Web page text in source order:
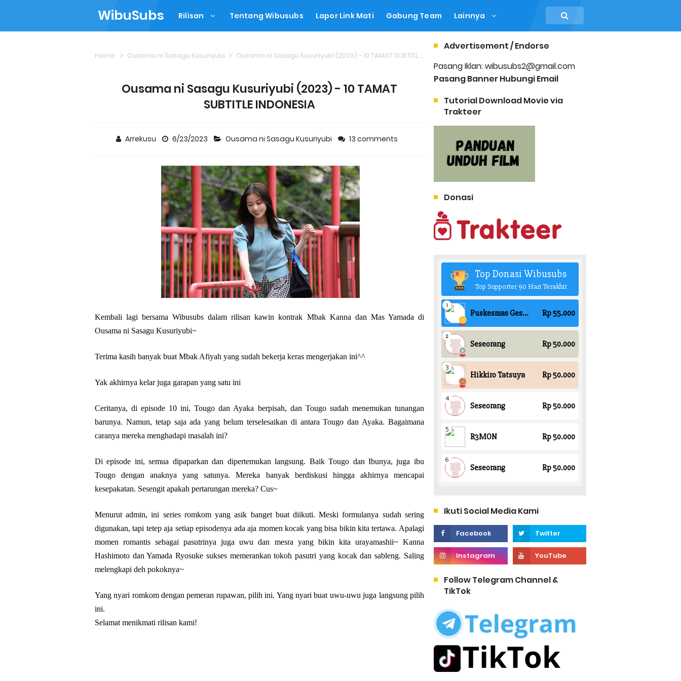
WibuSubs Rilisan Tentang Wibusubs Lapor Link Mati Gabung Team Lainnya
Home Ousama ni Sasagu Kusuriyubi Ousama ni Sasagu Kusuriyubi (2023) - 10 TAMAT SUBTITLE INDONESIA
Ousama ni Sasagu Kusuriyubi (2023) - 10 TAMAT
SUBTITLE INDONESIA
Arrekusu 6/23/2023 Ousama ni Sasagu Kusuriyubi 13 comments
Kembali lagi bersama Wibusubs dalam rilisan kawin kontrak Mbak Kanna dan Mas Yamada di
Ousama ni Sasagu Kusuriyubi~
Terima kasih banyak buat Mbak Afiyah yang sudah bekerja keras mengerjakan ini^^
Yak akhirnya kelar juga garapan yang satu ini
Ceritanya, di episode 10 ini, Tougo dan Ayaka berpisah, dan Tougo sudah menemukan tunangan
barunya. Namun, tetap saja ada yang belum terselesaikan di antara Tougo dan Ayaka. Bagaimana
caranya mereka menghadapi masalah ini?
Di episode ini, semua dipaparkan dan dipertemukan langsung. Baik Tougo dan Ibunya, juga ibu
Tougo dengan anaknya yang satunya. Mereka banyak berdiskusi hingga akhirnya mencapai
kesepakatan. Sesengit apakah pertarungan mereka? Cus~
Menurut admin, ini series romkom yang asik banget buat diikuti. Meski formulanya sudah sering
digunakan, tapi tetep aja setiap episodenya ada aja momen kocak yang bisa bikin kita tertawa. Apalagi
momen romantis sebagai pasutrinya juga uwu dan mesra yang bikin kita urayamashii~ Kanna
Hashimoto dan Yamada Ryosuke sukses memerankan tokoh pasutri yang kocak dan sableng. Saling
melengkapi deh pokoknya~
Yang nyari romkom dengan pemeran rupawan, pilih ini. Yang nyari buat uwu-uwu juga langsung pilih
ini.
Selamat menikmati rilisan kami!
Advertisement / Endorse
Pasang Iklan: wibusubs2@gmail.com
Pasang Banner Hubungi Email
Tutorial Download Movie via
Trakteer
Donasi
Ikuti Social Media Kami
Follow Telegram Channel &
TikTok